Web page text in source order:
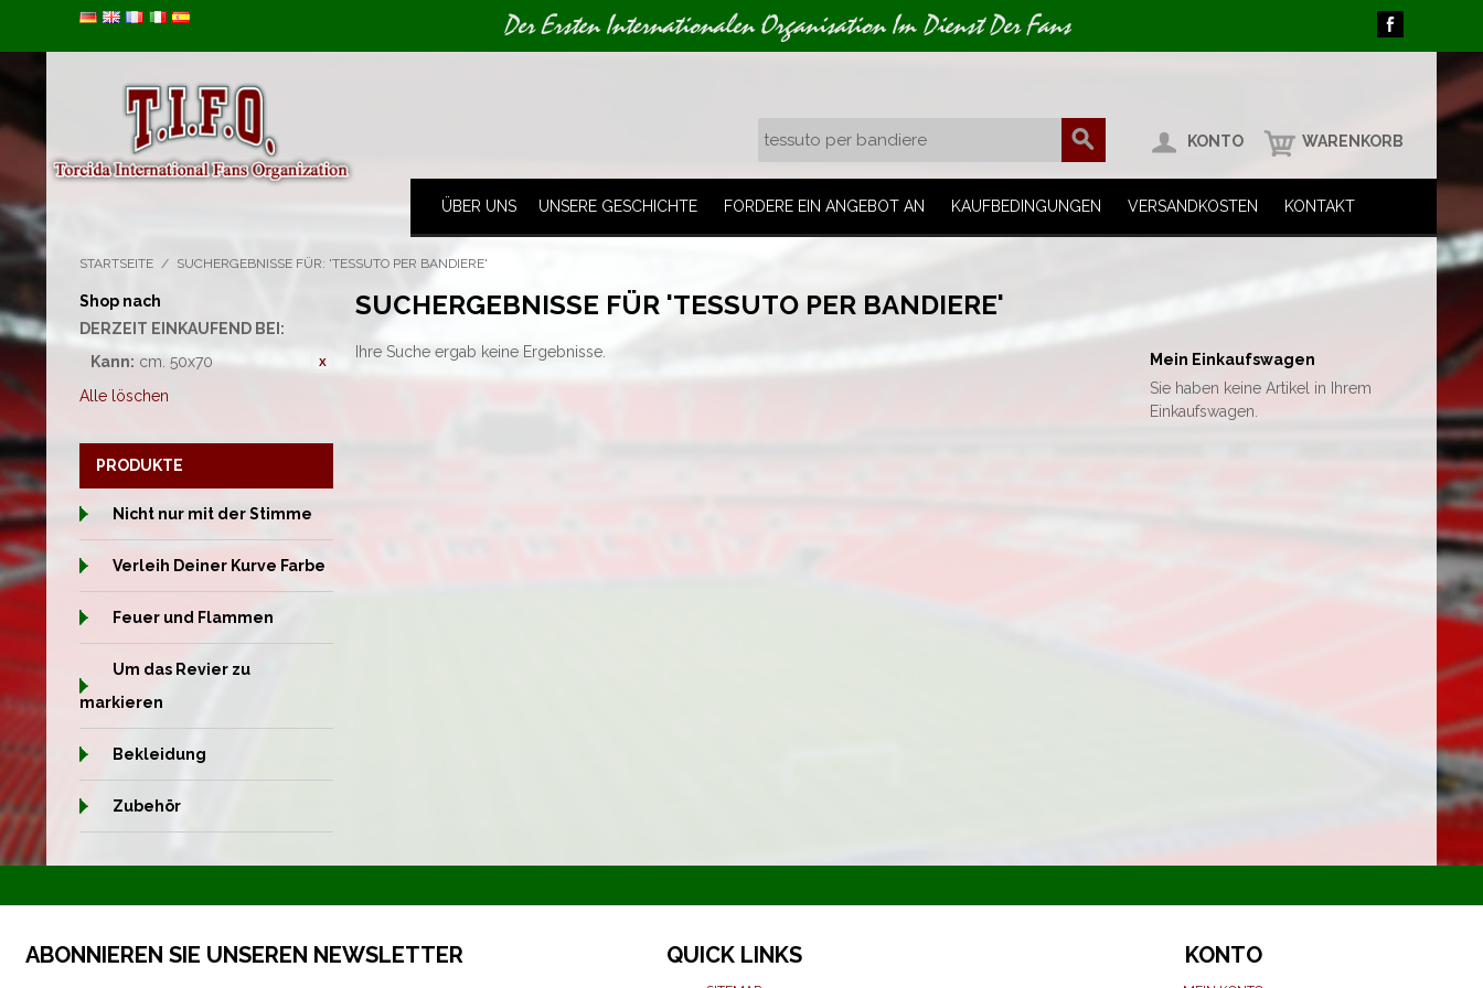
Der Ersten Internationalen Organisation Im Dienst Der Fans
KONTO WARENKORB
ÜBER UNS UNSERE GESCHICHTE FORDERE EIN ANGEBOT AN KAUFBEDINGUNGEN VERSANDKOSTEN KONTAKT
STARTSEITE / SUCHERGEBNISSE FÜR: 'TESSUTO PER BANDIERE'
Shop nach
DERZEIT EINKAUFEND BEI:
Kann: cm. 50x70
Alle löschen
SUCHERGEBNISSE FÜR 'TESSUTO PER BANDIERE'
Ihre Suche ergab keine Ergebnisse.
PRODUKTE
Nicht nur mit der Stimme
Verleih Deiner Kurve Farbe
Feuer und Flammen
Um das Revier zu
markieren
Bekleidung
Zubehör
Mein Einkaufswagen
Sie haben keine Artikel in Ihrem
Einkaufswagen.
ABONNIEREN SIE UNSEREN NEWSLETTER QUICK LINKS KONTO